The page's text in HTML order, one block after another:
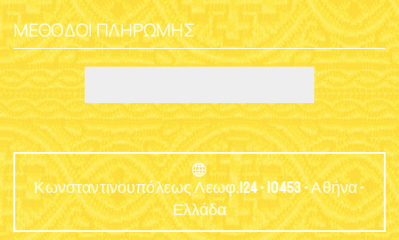
ΜΈΘΟΔΟΙ ΠΛΗΡΩΜΉΣ
Κωνσταντινουπόλεως Λεωφ.124 - 10453 - Αθήνα -
Ελλάδα